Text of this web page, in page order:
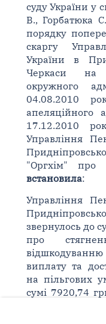
суду України у
В., Горбатюка
порядку
скаргу
України в
Черкаси на
окружного
04.08.2010
апеляційного
17.12.2010
Управління
"Оргхім" про
встановила:
Управління
звернулось до
про
виплату та
на пільгових
сумі 7920,74